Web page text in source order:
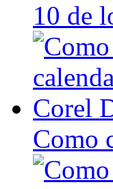
10 de
Como